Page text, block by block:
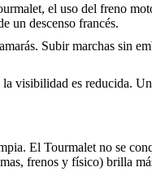
el uso del freno
un descenso francés.
Subir marchas sin
la visibilidad es reducida.
El Tourmalet no se
frenos y físico) brilla